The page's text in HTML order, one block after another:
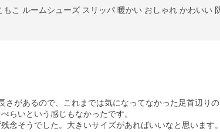
さがあるので、これまでは気になってなかった足首辺りの
らいという感じもなかったです。
念そうでした。大きいサイズがあればいいなと思います。